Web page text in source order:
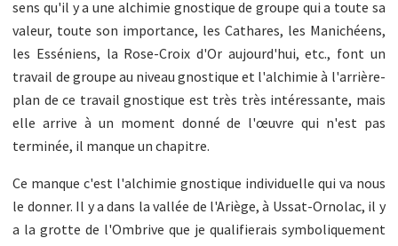
sens qu'il y a une alchimie gnostique de groupe qui a toute sa
valeur, toute son importance, les Cathares, les Manichéens,
les Esséniens, la Rose-Croix d'Or aujourd'hui, etc., font un
travail de groupe au niveau gnostique et l'alchimie à l'arrière-
plan de ce travail gnostique est très très intéressante, mais
elle arrive à un moment donné de l'œuvre qui n'est pas
terminée, il manque un chapitre.
Ce manque c'est l'alchimie gnostique individuelle qui va nous
le donner. Il y a dans la vallée de l'Ariège, à Ussat-Ornolac, il y
a la grotte de l'Ombrive que je qualifierais symboliquement